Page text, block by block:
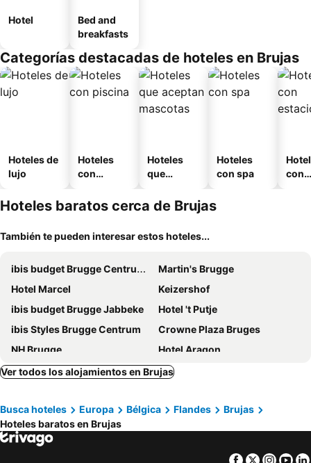
Hotel
Bed and
breakfasts
Categorías destacadas de hoteles en Brujas
Hoteles de
lujo
Hoteles
con
Hoteles
que
mascotas
Hoteles
con spa
con
Hoteles baratos cerca de Brujas
También te pueden interesar estos hoteles...
ibis budget Brugge Centrum Station
Martin's Brugge
Hotel Marcel
Keizershof
ibis budget Brugge Jabbeke
Hotel 't Putje
ibis Styles Brugge Centrum
Crowne Plaza Bruges
NH Brugge
Hotel Aragon
Hotel Portinari
Dukes' Academie Brugge
Novotel Brugge Centrum
Sleep & Go Brugge
Hotel Dukes' Palace
Boutique Hotel Sablon
Hotel Groeninghe
Ver todos los alojamientos en Brujas
Busca hoteles Europa Bélgica Flandes
Brujas
Hoteles baratos en Brujas
Facebook
Twitter